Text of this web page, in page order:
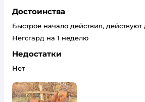
Достоинства
Быстрое начало действия,
Негсгард на 1 неделю
Недостатки
Нет